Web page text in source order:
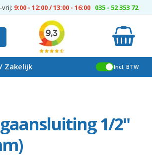
vrij: 9:00 - 12:00 / 13:00 - 16:00 035 - 52 353 72
Incl. BTW
Zakelijk
1/2"